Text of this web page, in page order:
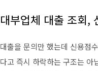
대부업체 대출 조회,
대출을 문의만 했는데 신용점
다고 즉시 하락하는 구조는 아